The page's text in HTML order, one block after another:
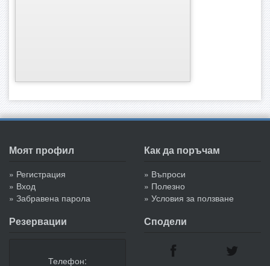
Моят профил
» Регистрация
» Вход
» Забравена парола
Как да поръчам
» Въпроси
» Полезно
» Условия за ползване
Резервации
Телефон:
Сподели